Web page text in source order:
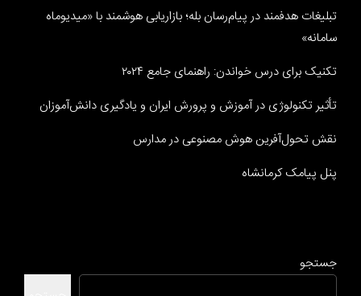
تبلیغات هدفمند در پیام‌رسان بله؛ بازاریابی هوشمند با «میدیوماه
سامانه»
تکنیک برای درس خواندن: راهنمای جامع ۲۰۲۴
تأثیر تکنولوژی در آموزش و پرورش ایران و یادگیری دانش‌آموزان
نقش تحول‌آفرین هوش مصنوعی در مدارس
پنل پیامک کرمانشاه
جستجو